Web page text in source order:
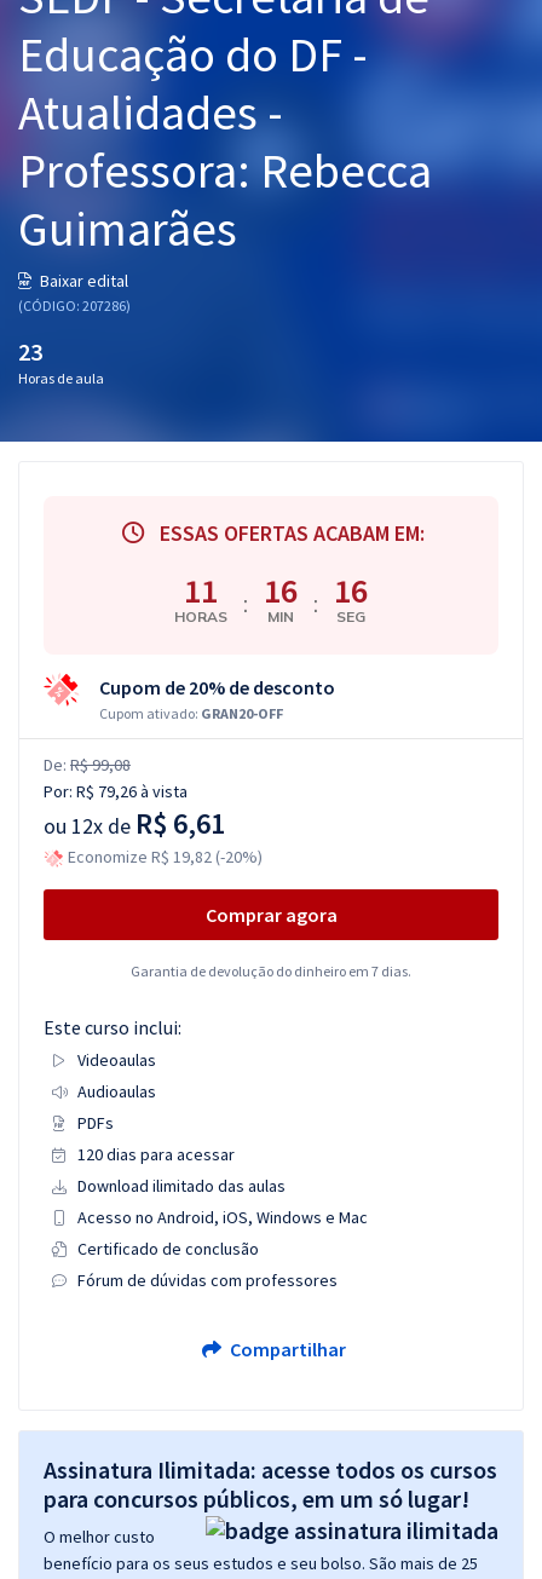
Graduação
Mentorias
Questões grátis
Conteúdo gratuito
Blog
Educação do DF -
Atualidades -
Professora: Rebecca
Guimarães
Baixar edital
(CÓDIGO: 207286)
23
Horas de aula
ESSAS OFERTAS ACABAM EM:
11
HORAS : 16
MIN : 16
SEG
Cupom de 20% de desconto
Cupom ativado: GRAN20-OFF
De: R$ 99,08
Por: R$ 79,26à vista
ou 12x de R$ 6,61
Economize R$ 19,82 (-20%)
Comprar agora
Garantia de devolução do dinheiro em 7 dias.
Este curso inclui:
Videoaulas
Audioaulas
PDFs
120 dias para acessar
Download ilimitado das aulas
Acesso no Android, iOS, Windows e Mac
Certificado de conclusão
Fórum de dúvidas com professores
Compartilhar
Assinatura Ilimitada: acesse todos os cursos
para concursos públicos, em um só lugar!
O melhor custo
benefício para os seus estudos e seu bolso. São mais de 25